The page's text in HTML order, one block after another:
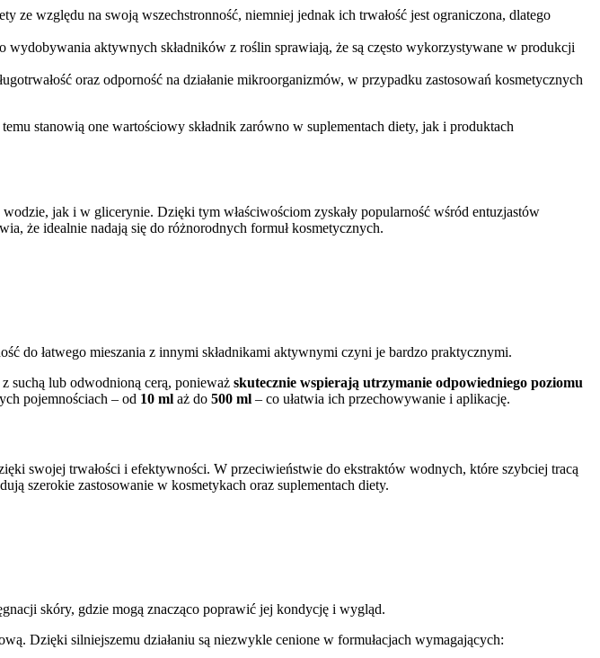
ze względu na swoją wszechstronność, niemniej jednak ich trwałość jest ograniczona, dlatego
aktywnych składników z roślin sprawiają, że są często wykorzystywane w produkcji
oraz odporność na działanie mikroorganizmów, w przypadku zastosowań kosmetycznych
stanowią one wartościowy składnik zarówno w suplementach diety, jak i produktach
jak i w glicerynie. Dzięki tym właściwościom zyskały popularność wśród entuzjastów
że idealnie nadają się do różnorodnych formuł kosmetycznych.
do łatwego mieszania z innymi składnikami aktywnymi czyni je bardzo praktycznymi.
suchą lub odwodnioną cerą, ponieważ skutecznie wspierają utrzymanie odpowiedniego poziomu
pojemnościach – od 10 ml aż do 500 ml – co ułatwia ich przechowywanie i aplikację.
swojej trwałości i efektywności. W przeciwieństwie do ekstraktów wodnych, które szybciej tracą
szerokie zastosowanie w kosmetykach oraz suplementach diety.
skóry, gdzie mogą znacząco poprawić jej kondycję i wygląd.
Dzięki silniejszemu działaniu są niezwykle cenione w formułacjach wymagających: